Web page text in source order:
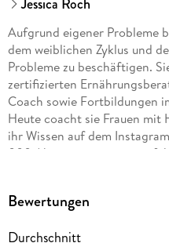
Jessica Roch
Aufgrund eigener Probleme
dem weiblichen Zyklus und
Probleme zu beschäftigen.
zertifizierten
Coach sowie Fortbildungen
Heute coacht sie Frauen
ihr Wissen auf dem
000 Abonnenten sowie auf
Bewertungen
Durchschnitt